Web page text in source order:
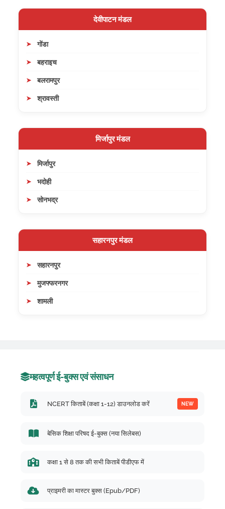
देवीपाटन मंडल
गोंडा
बहराइच
बलरामपुर
श्रावस्ती
मिर्जापुर मंडल
मिर्जापुर
भदोही
सोनभद्र
सहारनपुर मंडल
सहारनपुर
मुजफ्फरनगर
शामली
महत्वपूर्ण ई-बुक्स एवं संसाधन
NCERT किताबें (कक्षा 1-12) डाउनलोड करें NEW
बेसिक शिक्षा परिषद ई-बुक्स (नया सिलेबस)
कक्षा 1 से 8 तक की सभी किताबें पीडीएफ में
प्राइमरी का मास्टर बुक्स (Epub/PDF)